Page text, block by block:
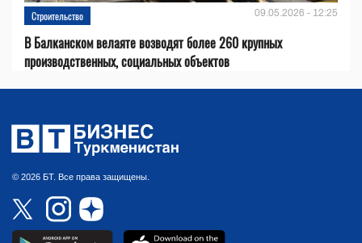
Строительство 09.05.2026 - 12:25
В Балканском велаяте возводят более 260 крупных
производственных, социальных объектов
© 2026 БТ. Все права защищены.